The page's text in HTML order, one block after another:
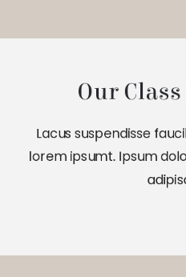
Our
Lacus suspendisse
lorem ipsumt. Ipsum